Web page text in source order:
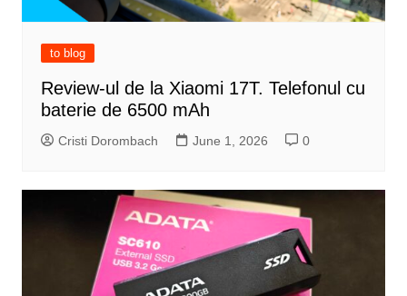
to blog
Review-ul de la Xiaomi 17T. Telefonul cu
baterie de 6500 mAh
Cristi Dorombach June 1, 2026 0